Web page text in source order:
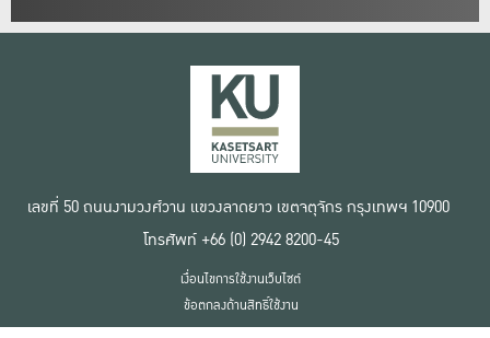
เลขที่ 50 ถนนงามวงศ์วาน แขวงลาดยาว เขตจตุจักร กรุงเทพฯ 10900
โทรศัพท์ +66 (0) 2942 8200-45
เงื่อนไขการใช้งานเว็บไซต์
ข้อตกลงด้านสิทธิ์ใช้งาน
นโยบายความเป็นส่วนตัว